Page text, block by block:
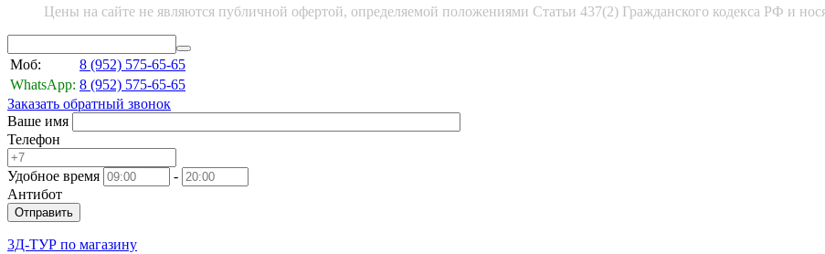
Цены на сайте не являются публичной офертой, определяемой положениями Статьи 437(2) Гражданского кодекса РФ и
Моб: 8 (952) 575-65-65
WhatsApp: 8 (952) 575-65-65
Заказать обратный звонок
Ваше имя
Телефон
Удобное время
-
Антибот
Отправить
3Д-ТУР по магазину